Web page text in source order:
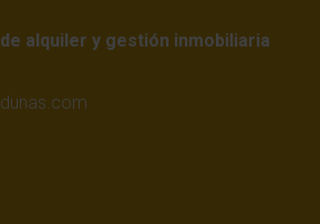
alquiler y gestión inmobiliaria